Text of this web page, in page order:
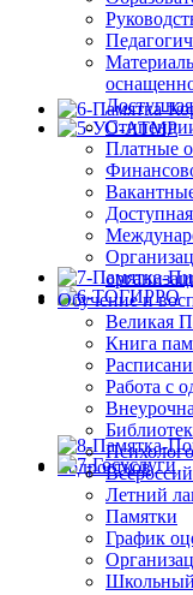
Платные
Обучение и
Великая
Книга
Работа с
Летний
Памятки
График